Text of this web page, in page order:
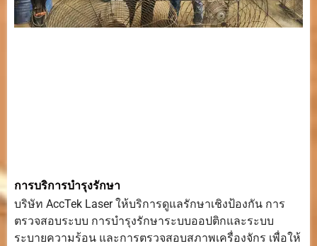
การบริการบำรุงรักษา
บริษัท AccTek Laser ให้บริการดูแลรักษาเชิงป้องกัน การ
ตรวจสอบระบบ การบำรุงรักษาระบบออปติกและระบบ
ระบายความร้อน และการตรวจสอบสภาพเครื่องจักร เพื่อให้